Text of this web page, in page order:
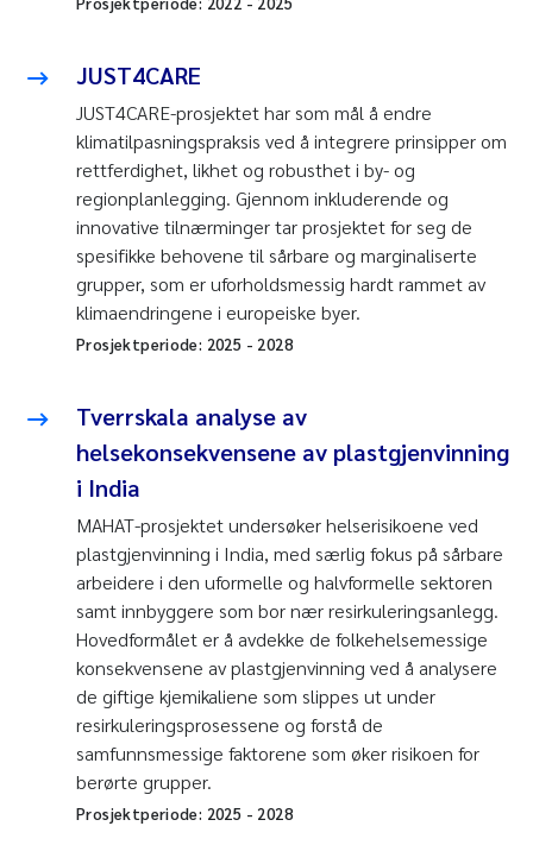
JUST4CARE
JUST4CARE-prosjektet har som mål å endre
klimatilpasningspraksis ved å integrere prinsipper om
rettferdighet, likhet og robusthet i by- og
regionplanlegging. Gjennom inkluderende og
innovative tilnærminger tar prosjektet for seg de
spesifikke behovene til sårbare og marginaliserte
grupper, som er uforholdsmessig hardt rammet av
klimaendringene i europeiske byer.
Prosjektperiode: 2025 - 2028
Tverrskala analyse av
helsekonsekvensene av plastgjenvinning
i India
MAHAT-prosjektet undersøker helserisikoene ved
plastgjenvinning i India, med særlig fokus på sårbare
arbeidere i den uformelle og halvformelle sektoren
samt innbyggere som bor nær resirkuleringsanlegg.
Hovedformålet er å avdekke de folkehelsemessige
konsekvensene av plastgjenvinning ved å analysere
de giftige kjemikaliene som slippes ut under
resirkuleringsprosessene og forstå de
samfunnsmessige faktorene som øker risikoen for
berørte grupper.
Prosjektperiode: 2025 - 2028